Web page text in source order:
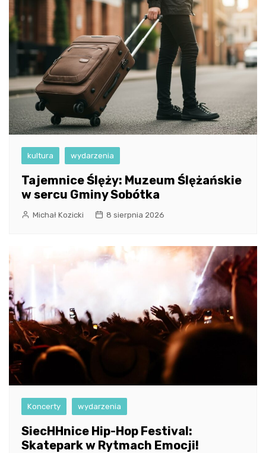
kultura wydarzenia
Tajemnice Ślęży: Muzeum Ślężańskie
w sercu Gminy Sobótka
Michał Kozicki 8 sierpnia 2026
Koncerty wydarzenia
SiecHHnice Hip-Hop Festival:
Skatepark w Rytmach Emocji!